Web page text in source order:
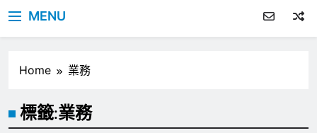
MENU
Home 業務
標籤:業務